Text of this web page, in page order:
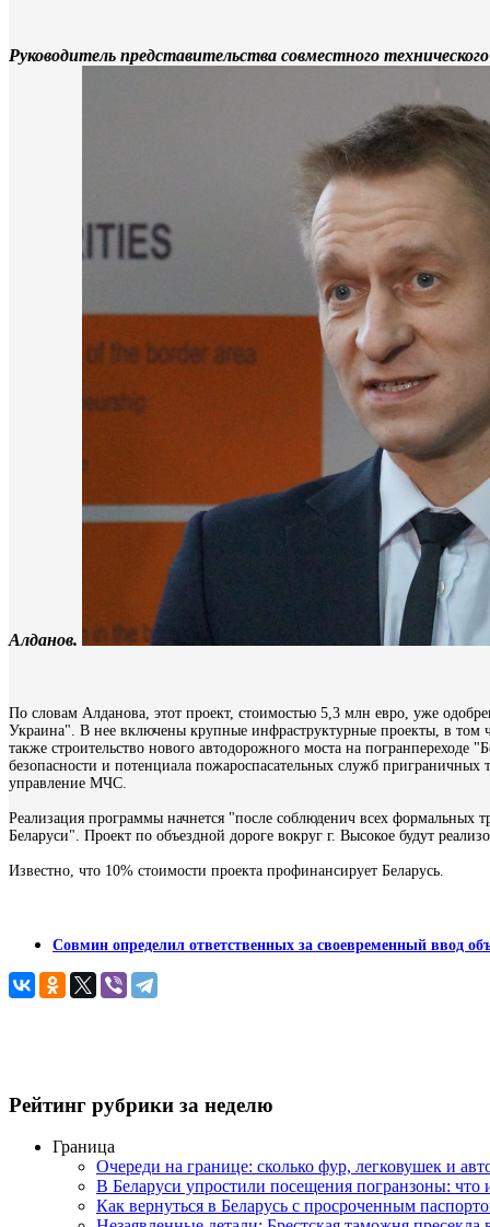
Руководитель представительства совместного
Алданов.
По словам Алданова, этот проект, стоимостью 5,3 млн евро, уже
Украина". В нее включены крупные инфраструктурные проекты, в том
также строительство нового автодорожного моста на
безопасности и потенциала пожароспасательных служб приграничных
управление МЧС.
Реализация программы начнется "после соблюденич всех
Беларуси". Проект по объездной дороге вокруг г. Высокое будут
Известно, что 10% стоимости проекта профинансирует Беларусь.
Совмин определил ответственных за своевременный ввод
Рейтинг рубрики за неделю
Граница
Очереди на границе: сколько фур, легковушек и
В Беларуси упростили посещения погранзоны: что
Как вернуться в Беларусь с просроченным